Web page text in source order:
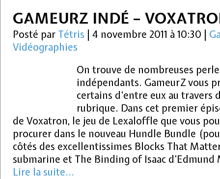
GAMEURZ INDÉ –
Posté par Tétris 4 novembre 2011 à 10:30
Vidéographies
On trouve de nombreuses
indépendants. GameurZ vous
certains d’entre eux au travers
rubrique. Dans cet premier
de Voxatron, le jeu de Lexaloffle que vous
procurer dans le nouveau Hundle Bundle
côtés des excellentissimes Blocks That
submarine et The Binding of Isaac
Lire la suite...